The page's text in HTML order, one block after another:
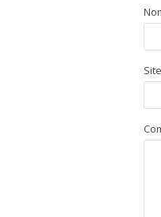
Site